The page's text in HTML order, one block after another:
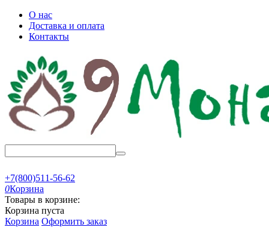
О нас
Доставка и оплата
Контакты
+7(800)511-56-62
0Корзина
Товары в корзине:
Корзина пуста
Корзина Оформить заказ